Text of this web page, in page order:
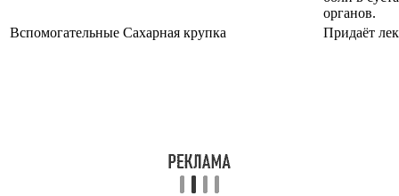
органов.
Вспомогательные Сахарная крупка Придаёт